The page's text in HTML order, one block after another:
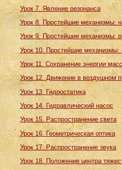
Урок 7. Явление резонанса
Урок 8. Простейшие механизмы:
Урок 9. Простейшие механизмы:
Урок 10. Простейшие механизмы:
Урок 11. Сохранение энергии
Урок 12. Движение в воздушном
Урок 13. Гидростатика
Урок 14. Гидравлический насос
Урок 15. Распространение света
Урок 16. Геометрическая оптика
Урок 17. Распространение звука
Урок 18. Положение центра